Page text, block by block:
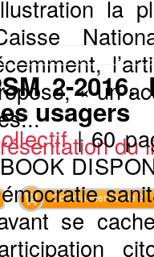
la
« un
du
Commander l'epub 2
2-
usagers
|60
se